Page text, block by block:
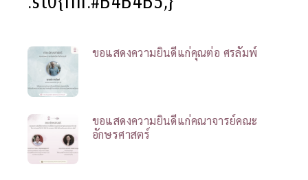
ขอแสดงความยินดีแก่คุณต่อ ศรลัมพ์
ขอแสดงความยินดีแก่คณาจารย์คณะ
อักษรศาสตร์